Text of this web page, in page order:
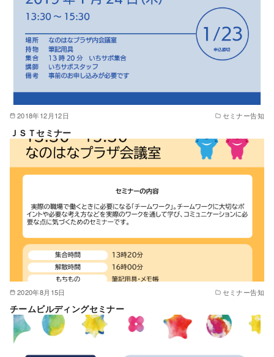
2018年12月12日 セミナー告知
ＪＳＴセミナー
2020年8月15日 セミナー告知
チームビルディングセミナー